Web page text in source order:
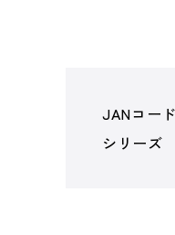
JANコード
シリーズ